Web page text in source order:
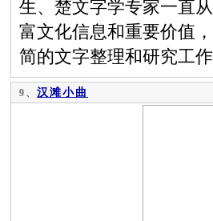
生、楚文字学专家一直
富文化信息和重要价值
简的文字整理和研究工
9、 汉滩小曲